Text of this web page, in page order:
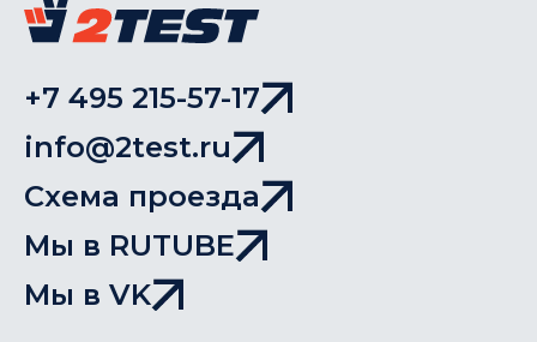
+7 495 215-57-17
info@2test.ru
Схема проезда
Мы в RUTUBE
Мы в VK